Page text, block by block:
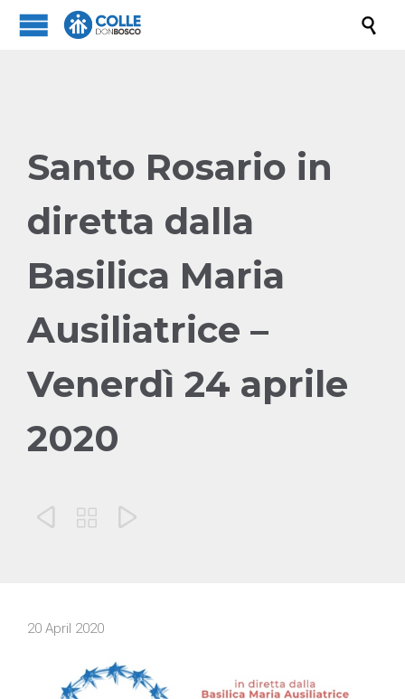

Santo Rosario in
diretta dalla
Basilica Maria
Ausiliatrice –
Venerdì 24 aprile
2020
  
20 April 2020